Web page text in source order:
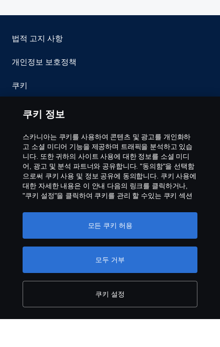
법적 고지 사항
개인정보 보호정책
쿠키
이용약관
문의처
공익제보
스카니아 쿠키 정책
© Copyright Scania 2026 All rights reserved. Scania
CV AB (publ), SE-151 87 Södertälje, Sweden, Tel:
+46-8-55 38 10 00
쿠키 정보
스카니아는 쿠키를 사용하여 콘텐츠 및 광고를 개인화하
고 소셜 미디어 기능을 제공하며 트래픽을 분석하고 있습
니다. 또한 귀하의 사이트 사용에 대한 정보를 소셜 미디
어, 광고 및 분석 파트너와 공유합니다. "동의함"을 선택함
으로써 쿠키 사용 및 정보 공유에 동의합니다. 쿠키 사용에
대한 자세한 내용은 이 안내 다음의 링크를 클릭하거나,
"쿠키 설정"을 클릭하여 쿠키를 관리 할 수있는 쿠키 섹션
쿠키 설정
모두 거부
모든 쿠키 허용